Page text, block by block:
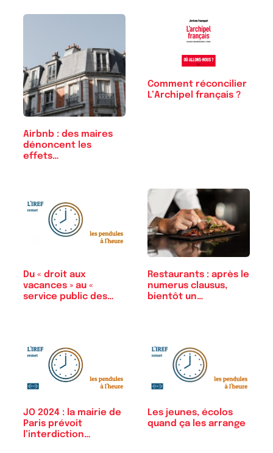
Airbnb : des maires
dénoncent les
effets…
Comment réconcilier
L’Archipel français ?
Du « droit aux
vacances » au «
service public des…
Restaurants : après le
numerus clausus,
bientôt un…
JO 2024 : la mairie de
Paris prévoit
l’interdiction…
Les jeunes, écolos
quand ça les arrange